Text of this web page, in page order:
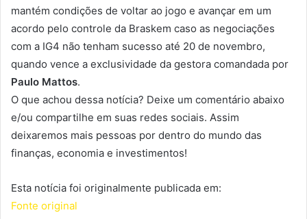
mantém condições de voltar ao jogo e avançar em um
acordo pelo controle da Braskem caso as negociações
com a IG4 não tenham sucesso até 20 de novembro,
quando vence a exclusividade da gestora comandada por
Paulo Mattos.
O que achou dessa notícia? Deixe um comentário abaixo
e/ou compartilhe em suas redes sociais. Assim
deixaremos mais pessoas por dentro do mundo das
finanças, economia e investimentos!
Esta notícia foi originalmente publicada em:
Fonte original